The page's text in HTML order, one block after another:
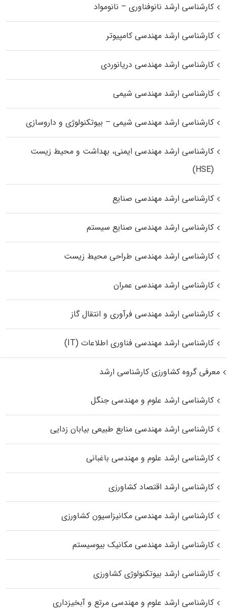
کارشناسی ارشد نانوفناوری – نانومواد
کارشناسی ارشد مهندسی کامپیوتر
کارشناسی ارشد مهندسی دریانوردی
کارشناسی ارشد مهندسی شیمی
کارشناسی ارشد مهندسی شیمی – بیوتکنولوژی و داروسازی
کارشناسی ارشد مهندسی ایمنی، بهداشت و محیط زیست
(HSE)
کارشناسی ارشد مهندسی صنایع
کارشناسی ارشد مهندسی صنایع سیستم
کارشناسی ارشد مهندسی طراحی محیط زیست
کارشناسی ارشد مهندسی عمران
کارشناسی ارشد مهندسی فرآوری و انتقال گاز
کارشناسی ارشد مهندسی فناوری اطلاعات (IT)
معرفی گروه کشاورزی کارشناسی ارشد
کارشناسی ارشد علوم و مهندسی جنگل
کارشناسی ارشد مهندسی منابع طبیعی بیابان زدایی
کارشناسی ارشد علوم و مهندسی باغبانی
کارشناسی ارشد اقتصاد کشاورزی
کارشناسی ارشد مهندسی مکانیزاسیون کشاورزی
کارشناسی ارشد مهندسی مکانیک بیوسیستم
کارشناسی ارشد بیوتکنولوژی کشاورزی
کارشناسی ارشد علوم و مهندسی مرتع و آبخیزداری